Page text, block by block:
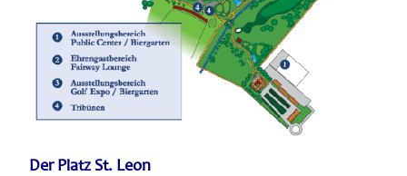
Der Platz St. Leon